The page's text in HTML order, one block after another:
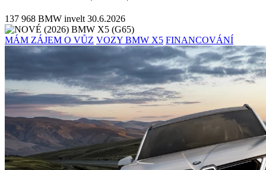
137 968 BMW invelt 30.6.2026
MÁM ZÁJEM O VŮZ VOZY BMW X5 FINANCOVÁNÍ